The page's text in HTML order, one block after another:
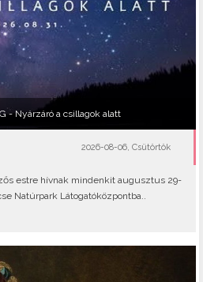
- Nyárzáró a csillagok alatt
2026-08-06, Csütörtök
estre hívnak mindenkit augusztus 29-
Natúrpark Látogatóközpontba..